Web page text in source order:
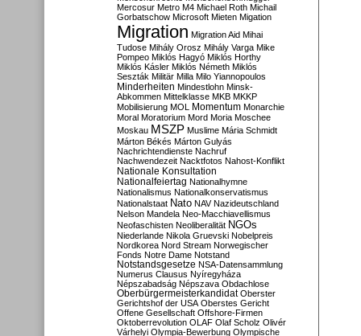
Mercosur Metro M4 Michael Roth Michail
Gorbatschow Microsoft Mieten Migation
Migration Migration Aid Mihai
Tudose Mihály Orosz Mihály Varga Mike
Pompeo Miklós Hagyó Miklós Horthy
Miklós Kásler Miklós Németh Miklós
Seszták Militär Milla Milo Yiannopoulos
Minderheiten Mindestlohn Minsk-
Abkommen Mittelklasse MKB MKKP
Mobilisierung MOL Momentum Monarchie
Moral Moratorium Mord Moria Moschee
Moskau MSZP Muslime Mária Schmidt
Márton Békés Márton Gulyás
Nachrichtendienste Nachruf
Nachwendezeit Nacktfotos Nahost-Konflikt
Nationale Konsultation
Nationalfeiertag Nationalhymne
Nationalismus Nationalkonservatismus
Nationalstaat Nato NAV Nazideutschland
Nelson Mandela Neo-Macchiavellismus
Neofaschisten Neoliberalität NGOs
Niederlande Nikola Gruevski Nobelpreis
Nordkorea Nord Stream Norwegischer
Fonds Notre Dame Notstand
Notstandsgesetze NSA-Datensammlung
Numerus Clausus Nyíregyháza
Népszabadság Népszava Obdachlose
Oberbürgermeisterkandidat Oberster
Gerichtshof der USA Oberstes Gericht
Offene Gesellschaft Offshore-Firmen
Oktoberrevolution OLAF Olaf Scholz Olivér
Várhelyi Olympia-Bewerbung Olympische